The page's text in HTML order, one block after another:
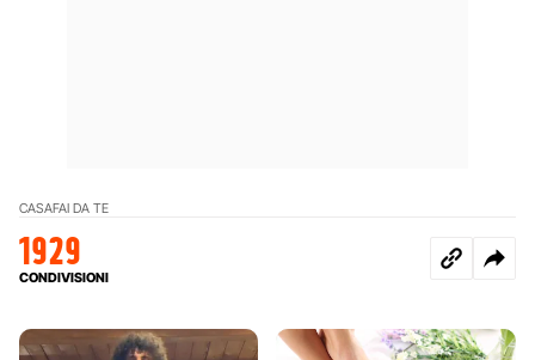
CASAFAI DA TE
1929
CONDIVISIONI